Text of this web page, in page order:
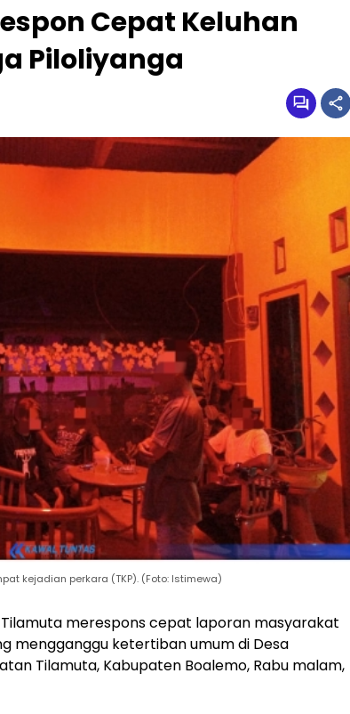
Cepat Keluhan
Piloliyanga
kejadian perkara (TKP). (Foto: Istimewa)
Tilamuta merespons cepat laporan masyarakat
mengganggu ketertiban umum di Desa
Tilamuta, Kabupaten Boalemo, Rabu malam,